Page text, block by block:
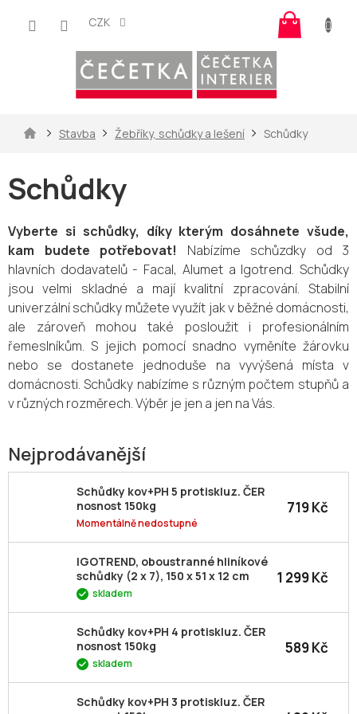
CZK
košík
DomůStavba Žebříky, schůdky a lešení Schůdky
Schůdky
Vyberte si schůdky, díky kterým dosáhnete všude,
kam budete potřebovat! Nabízíme schůzdky od 3
hlavních dodavatelů - Facal, Alumet a Igotrend. Schůdky
jsou velmi skladné a mají kvalitní zpracování. Stabilní
univerzální schůdky můžete využít jak v běžné domácnosti,
ale zároveň mohou také posloužit i profesionálním
řemeslníkům. S jejich pomocí snadno vyměníte žárovku
nebo se dostanete jednoduše na vyvýšená místa v
domácnosti. Schůdky nabízíme s různým počtem stupňů a
v různých rozměrech. Výběr je jen a jen na Vás.
Nejprodávanější
Schůdky kov+PH 5 protiskluz. ČER
nosnost 150kg
Momentálně nedostupné
719 Kč
IGOTREND, oboustranné hliníkové
schůdky (2 x 7), 150 x 51 x 12 cm
skladem
1 299 Kč
Schůdky kov+PH 4 protiskluz. ČER
nosnost 150kg
skladem
589 Kč
Schůdky kov+PH 3 protiskluz. ČER